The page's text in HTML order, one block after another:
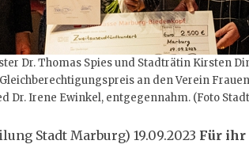
Dr. Thomas Spies und Stadträtin Kirsten
an den Verein
Dr. Irene Ewinkel, entgegennahm. (Foto
Stadt Marburg) 19.09.2023 Für